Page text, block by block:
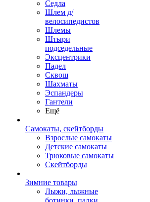
Седла
Шлем д/
велосипедистов
Шлемы
Штыри
подседельные
Эксцентрики
Падел
Сквош
Шахматы
Эспандеры
Гантели
Ещё
Самокаты, скейтборды
Взрослые самокаты
Детские самокаты
Трюковые самокаты
Скейтборды
Зимние товары
Лыжи, лыжные
ботинки, палки